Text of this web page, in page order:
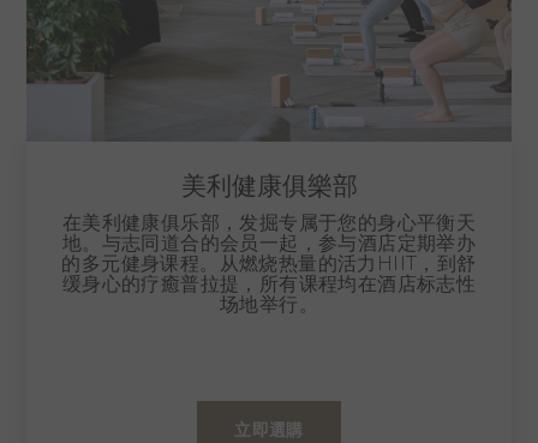
美利健康俱樂部
在美利健康俱乐部，发掘专属于您的身心平衡天
地。与志同道合的会员一起，参与酒店定期举办
的多元健身课程。从燃烧热量的活力HIIT，到舒
缓身心的疗癒普拉提，所有课程均在酒店标志性
场地举行。
立即選購